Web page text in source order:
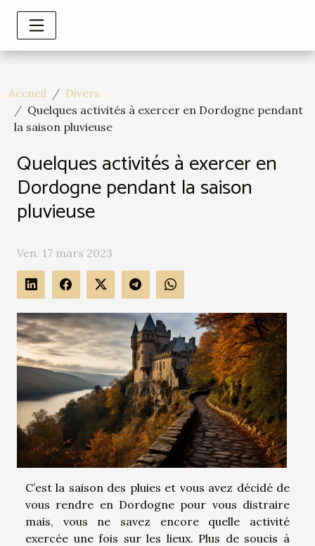
Accueil
Divers
Quelques activités à exercer en Dordogne pendant
la saison pluvieuse
Quelques activités à exercer en
Dordogne pendant la saison
pluvieuse
Ven. 17 mars 2023
C’est la saison des pluies et vous avez décidé de
vous rendre en Dordogne pour vous distraire
mais, vous ne savez encore quelle activité
exercée une fois sur les lieux. Plus de soucis à